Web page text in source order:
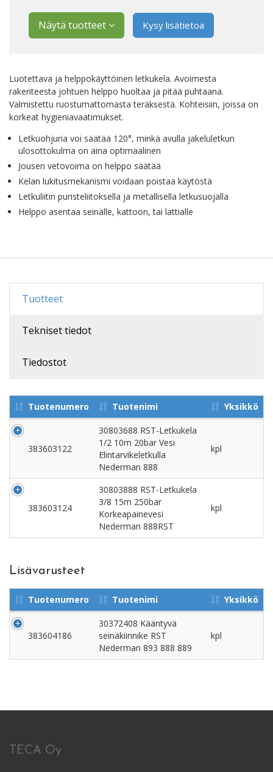
Näytä tuotteet Kysy lisätietoa
Luotettava ja helppokäyttöinen letkukela. Avoimesta
rakenteesta johtuen helppo huoltaa ja pitää puhtaana.
Valmistettu ruostumattomasta teräksestä. Kohteisiin, joissa on
korkeat hygieniavaatimukset.
Letkuohjuria voi säätää 120°, minkä avulla jakeluletkun
ulosottokulma on aina optimaalinen
Jousen vetovoima on helppo säätää
Kelan lukitusmekanismi voidaan poistaa käytöstä
Letkuliitin puristeliitoksella ja metallisella letkusuojalla
Helppo asentaa seinälle, kattoon, tai lattialle
Tuotteet
Tekniset tiedot
Tiedostot
Tuotenumero Tuotenimi Yksikkö
383603122
30803688 RST-Letkukela
1/2 10m 20bar Vesi
Elintarvikeletkulla
Nederman 888
kpl
383603124
30803888 RST-Letkukela
3/8 15m 250bar
Korkeapainevesi
Nederman 888RST
kpl
Lisävarusteet
Tuotenumero Tuotenimi Yksikkö
383604186
30372408 Kääntyvä
seinäkiinnike RST
Nederman 893 888 889
kpl
TECA Oy